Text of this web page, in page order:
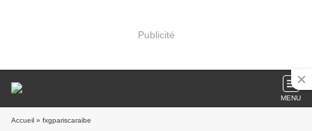
Publicité
MENU
Accueil » fxgpariscaraibe